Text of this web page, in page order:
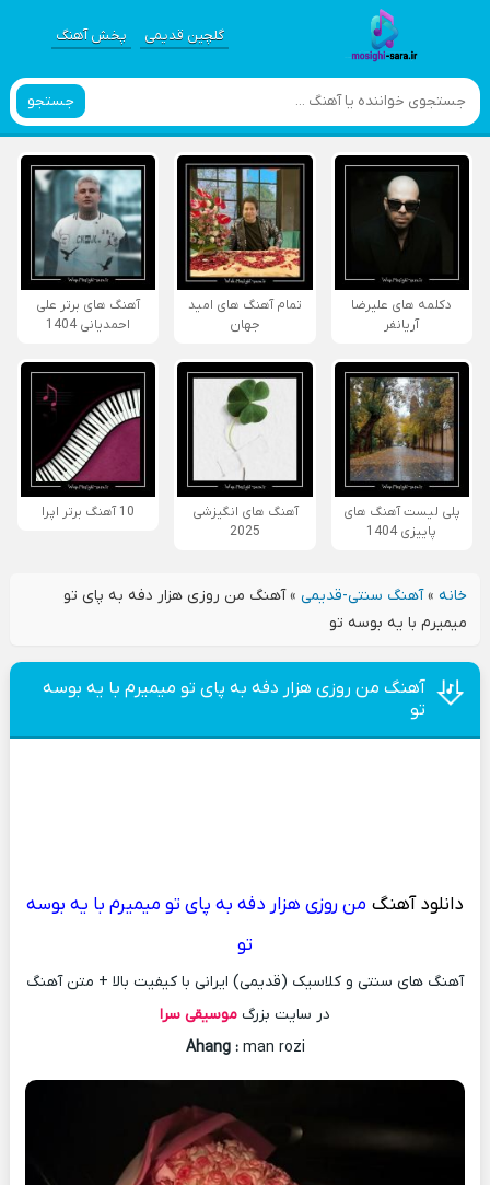
گلچین قدیمی پخش آهنگ
جستجو
دکلمه های علیرضا
آریانفر
تمام آهنگ های امید
جهان
آهنگ های برتر علی
احمدیانی 1404
پلی لیست آهنگ های
پاییزی 1404
آهنگ های انگیزشی
2025
10 آهنگ برتر اپرا
خانه»آهنگ سنتی-قدیمی»آهنگ من روزی هزار دفه به پای تو
میمیرم با یه بوسه تو
آهنگ من روزی هزار دفه به پای تو میمیرم با یه بوسه
تو
دانلود آهنگ من روزی هزار دفه به پای تو میمیرم با یه بوسه
تو
آهنگ های سنتی و کلاسیک (قدیمی) ایرانی با کیفیت بالا + متن آهنگ
در سایت بزرگ موسیقی سرا
Ahang :man rozi